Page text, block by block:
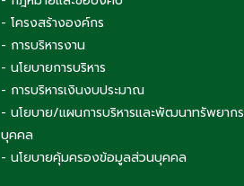
- โครงสร้างองค์กร
- การบริหารงาน
- นโยบายการบริหาร
- การบริหารเงินงบประมาณ
- นโยบาย/แผนการบริหารและพัฒนาทรัพยากร
บุคคล
- นโยบายคุ้มครองข้อมูลส่วนบุคคล